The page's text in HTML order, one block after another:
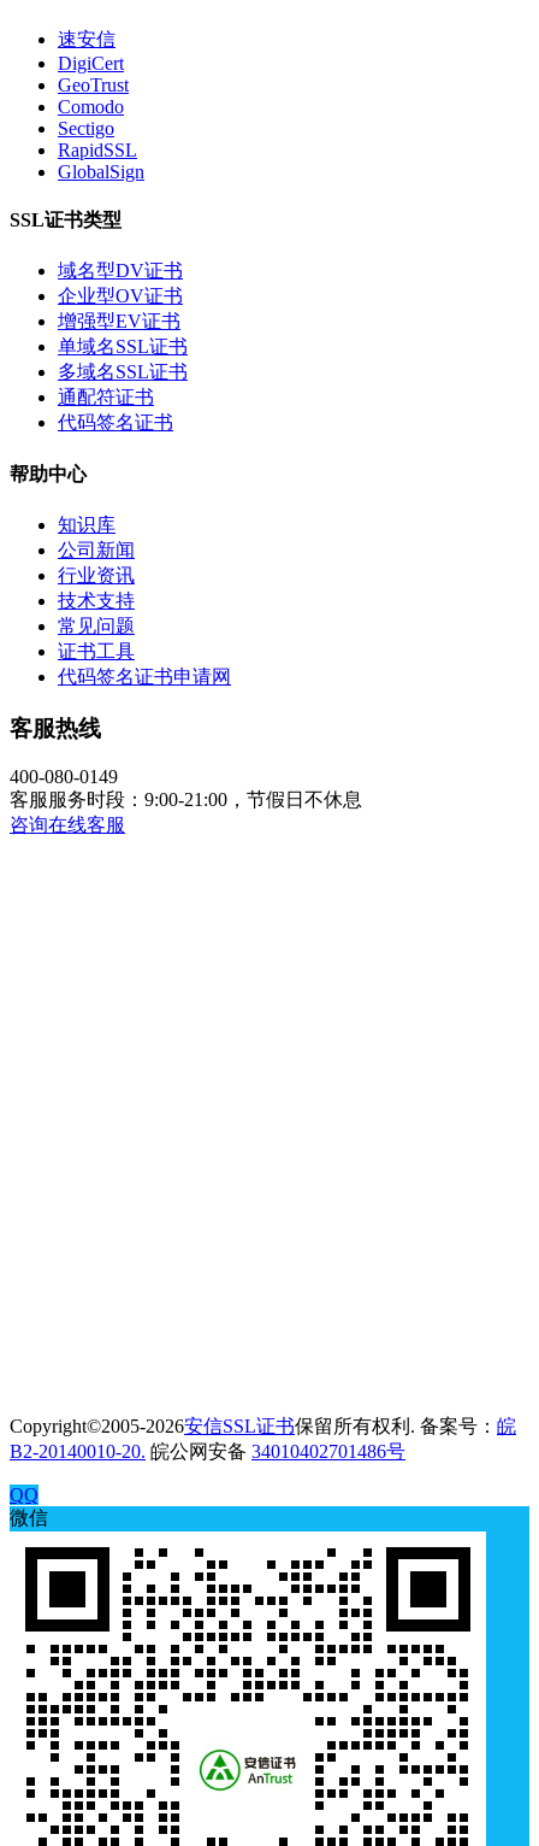
速安信
DigiCert
GeoTrust
Comodo
Sectigo
RapidSSL
GlobalSign
SSL证书类型
域名型DV证书
企业型OV证书
增强型EV证书
单域名SSL证书
多域名SSL证书
通配符证书
代码签名证书
帮助中心
知识库
公司新闻
行业资讯
技术支持
常见问题
证书工具
代码签名证书申请网
客服热线
400-080-0149
客服服务时段：9:00-21:00，节假日不休息
咨询在线客服
Copyright©2005-2026安信SSL证书保留所有权利. 备案号： 皖
B2-20140010-20. 皖公网安备 34010402701486号
QQ
微信